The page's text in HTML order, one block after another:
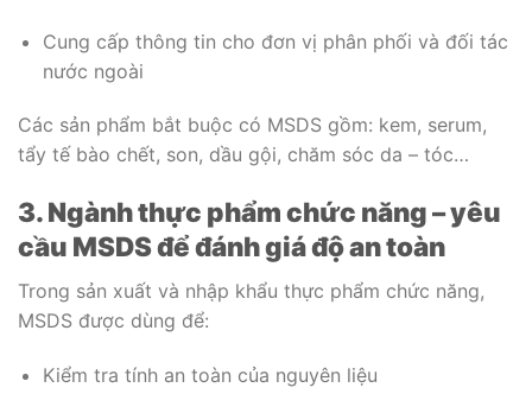
Cung cấp thông tin cho đơn vị phân phối và đối tác
nước ngoài
Các sản phẩm bắt buộc có MSDS gồm: kem, serum,
tẩy tế bào chết, son, dầu gội, chăm sóc da – tóc…
3. Ngành thực phẩm chức năng – yêu
cầu MSDS để đánh giá độ an toàn
Trong sản xuất và nhập khẩu thực phẩm chức năng,
MSDS được dùng để:
Kiểm tra tính an toàn của nguyên liệu